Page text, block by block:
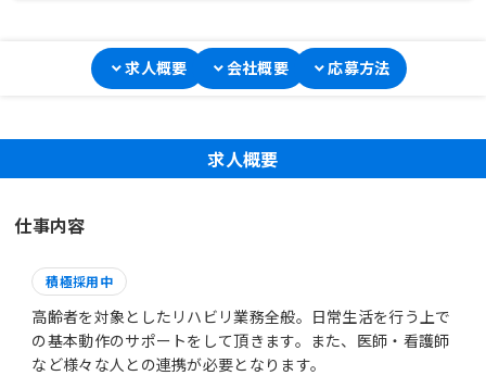
求人概要 会社概要 応募方法
求人概要
仕事内容
積極採用中
高齢者を対象としたリハビリ業務全般。日常生活を行う上で
の基本動作のサポートをして頂きます。また、医師・看護師
など様々な人との連携が必要となります。